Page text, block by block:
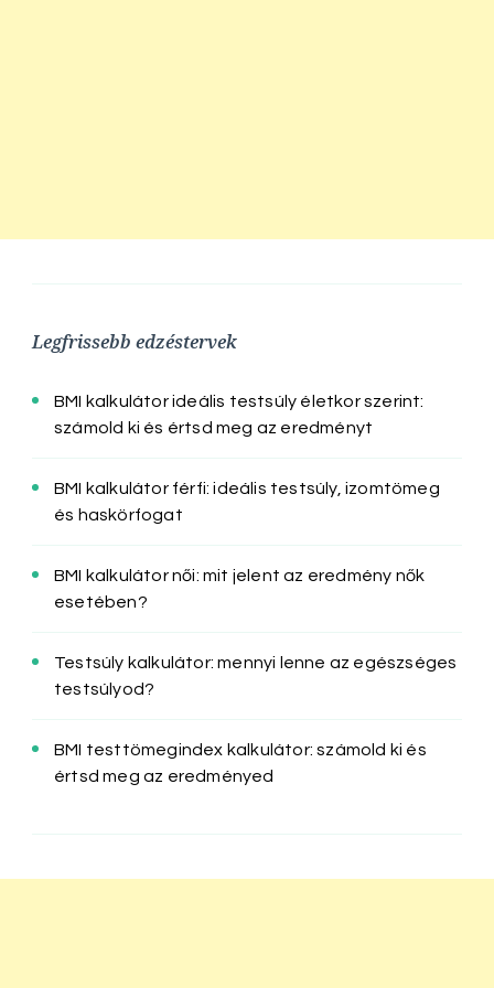
Legfrissebb edzéstervek
BMI kalkulátor ideális testsúly életkor szerint:
számold ki és értsd meg az eredményt
BMI kalkulátor férfi: ideális testsúly, izomtömeg
és haskörfogat
BMI kalkulátor női: mit jelent az eredmény nők
esetében?
Testsúly kalkulátor: mennyi lenne az egészséges
testsúlyod?
BMI testtömegindex kalkulátor: számold ki és
értsd meg az eredményed